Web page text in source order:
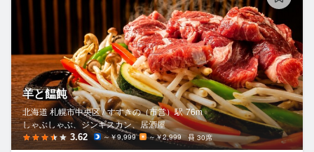
羊と饂飩
北海道 札幌市中央区 / すすきの（市営）駅 76m
しゃぶしゃぶ、ジンギスカン、居酒屋
3.62 ～￥9,999 ～￥2,999 30席